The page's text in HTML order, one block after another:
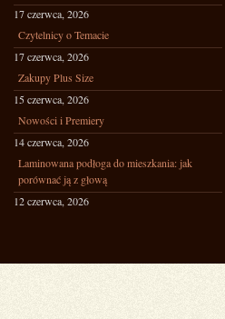
17 czerwca, 2026
Czytelnicy o Temacie
17 czerwca, 2026
Zakupy Plus Size
15 czerwca, 2026
Nowości i Premiery
14 czerwca, 2026
Laminowana podłoga do mieszkania: jak
porównać ją z głową
12 czerwca, 2026